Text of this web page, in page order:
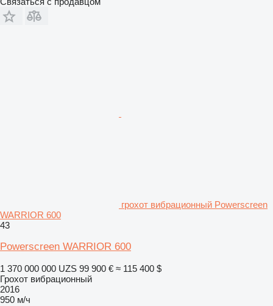
грохот вибрационный Powerscreen
WARRIOR 600
43
Powerscreen WARRIOR 600
1 370 000 000 UZS 99 900 € ≈ 115 400 $
Грохот вибрационный
2016
950 м/ч